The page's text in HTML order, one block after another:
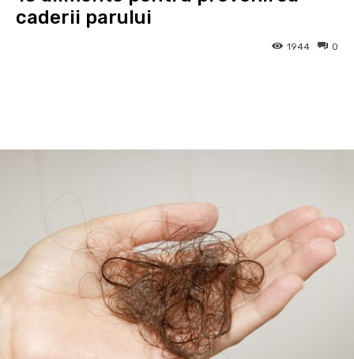
caderii parului
0
1944